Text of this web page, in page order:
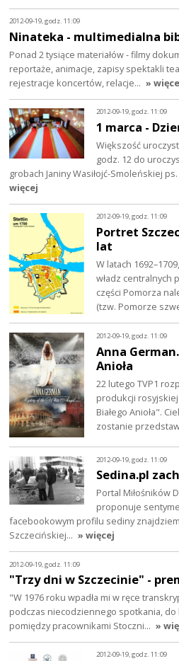
2012-09-19, godz. 11:09
Ninateka - multimedialna
Ponad 2 tysiące materiałów - filmy
reportaże, animacje, zapisy spektakli
rejestracje koncertów, relacje… »
2012-09-19, godz. 11:09
1 marca -
Większość
godz. 12 do
grobach Janiny Wasiłojć-Smoleńskiej
więcej
2012-09-19, godz. 11:09
Portret
lat
W latach
władz centralnych
części Pomorza
(tzw. Pomorze
2012-09-19, godz. 11:09
Anna
Anioła
22 lutego TVP1
produkcji
Białego Anioła".
zostanie
2012-09-19, godz. 11:09
Sedina.pl
Portal Miłośników
proponuje
facebookowym profilu sediny
Szczecińskiej… » więcej
2012-09-19, godz. 11:09
"Trzy dni w Szczecinie" -
"W 1976 roku wpadła mi w ręce
podczas niecodziennego spotkania, do
pomiędzy pracownikami Stoczni… »
2012-09-19, godz. 11:09